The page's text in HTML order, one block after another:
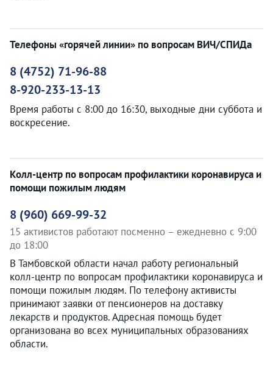
Телефоны «горячей линии» по вопросам ВИЧ/СПИДа
8 (4752) 71-96-88
8-920-233-13-13
Время работы с 8:00 до 16:30, выходные дни суббота и
воскресение.
Колл-центр по вопросам профилактики коронавируса и
помощи пожилым людям
8 (960) 669-99-32
15 активистов работают посменно – ежедневно с 9:00
до 18:00
В Тамбовской области начал работу региональный
колл-центр по вопросам профилактики коронавируса и
помощи пожилым людям. По телефону активисты
принимают заявки от пенсионеров на доставку
лекарств и продуктов. Адресная помощь будет
организована во всех муниципальных образованиях
области.